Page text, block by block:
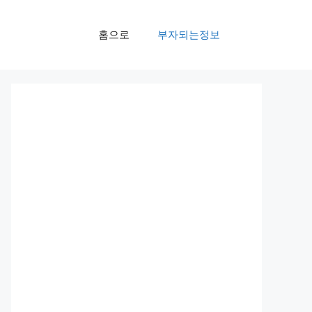
홈으로 부자되는정보